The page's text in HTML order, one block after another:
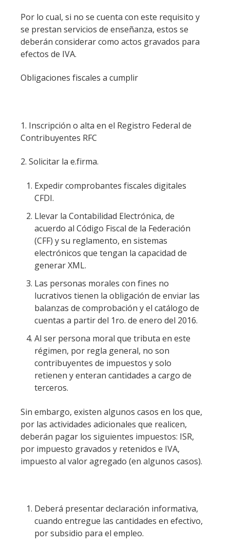
Por lo cual, si no se cuenta con este requisito y
se prestan servicios de enseñanza, estos se
deberán considerar como actos gravados para
efectos de IVA.
Obligaciones fiscales a cumplir
1. Inscripción o alta en el Registro Federal de
Contribuyentes RFC
2. Solicitar la e.firma.
Expedir comprobantes fiscales digitales
CFDI.
Llevar la Contabilidad Electrónica, de
acuerdo al Código Fiscal de la Federación
(CFF) y su reglamento, en sistemas
electrónicos que tengan la capacidad de
generar XML.
Las personas morales con fines no
lucrativos tienen la obligación de enviar las
balanzas de comprobación y el catálogo de
cuentas a partir del 1ro. de enero del 2016.
Al ser persona moral que tributa en este
régimen, por regla general, no son
contribuyentes de impuestos y solo
retienen y enteran cantidades a cargo de
terceros.
Sin embargo, existen algunos casos en los que,
por las actividades adicionales que realicen,
deberán pagar los siguientes impuestos: ISR,
por impuesto gravados y retenidos e IVA,
impuesto al valor agregado (en algunos casos).
Deberá presentar declaración informativa,
cuando entregue las cantidades en efectivo,
por subsidio para el empleo.